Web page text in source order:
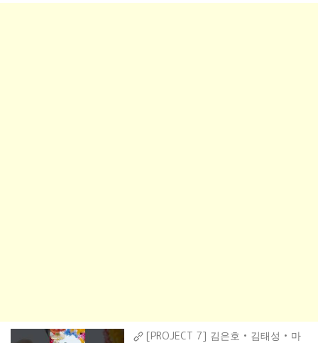
[PROJECT 7] 김은호 • 김태성 • 마